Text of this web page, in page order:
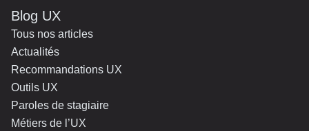
Blog UX
Tous nos articles
Actualités
Recommandations UX
Outils UX
Paroles de stagiaire
Métiers de l’UX